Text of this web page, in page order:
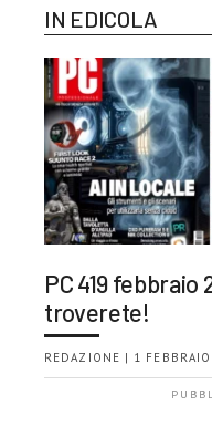
IN EDICOLA
PC 419 febbraio
troverete!
REDAZIONE | 1